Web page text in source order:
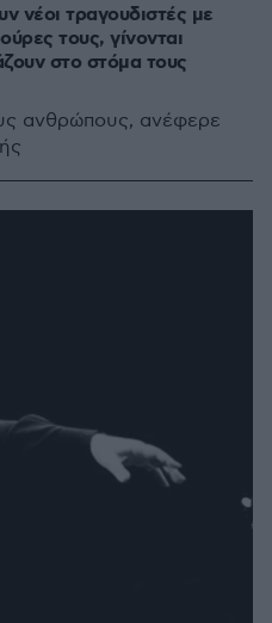
νέοι τραγουδιστές με
τους, γίνονται
στο στόμα τους
ανθρώπους, ανέφερε